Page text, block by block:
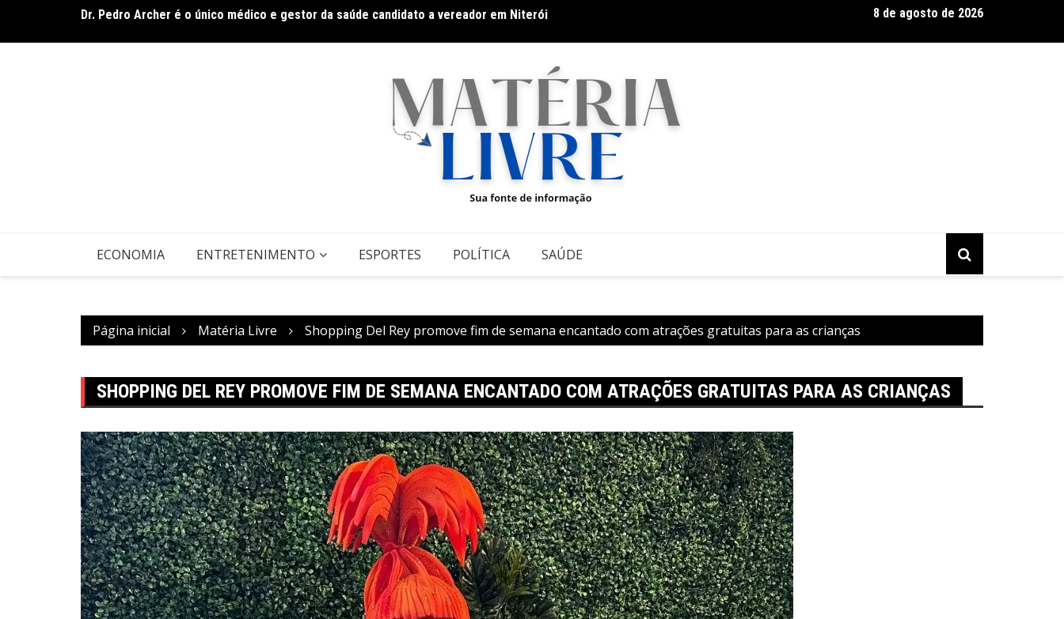
o
De olho no líder: Jhonathan Silva projeta duelo do Athletic contra o Criciúma
Thiago Silva se destaca como expert em extensão capilar e aposta na
8 de agosto de 2026
ECONOMIA ENTRETENIMENTO ESPORTES POLÍTICA SAÚDE
Página inicial Matéria Livre Shopping Del Rey promove fim de semana encantado com atrações gratuitas para as crianças
SHOPPING DEL REY PROMOVE FIM DE SEMANA ENCANTADO COM ATRAÇÕES GRATUITAS PARA AS CRIANÇAS